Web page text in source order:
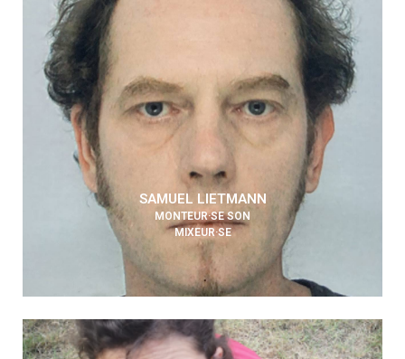
SAMUEL LIETMANN
MONTEUR·SE SON
MIXEUR·SE